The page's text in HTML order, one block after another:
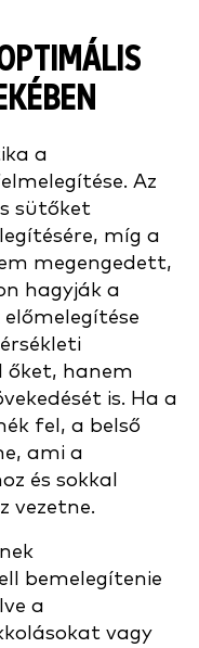
a
Az
sütőket
míg a
megengedett,
hagyják a
hanem
is. Ha a
fel, a belső
ami a
és sokkal
vezetne.
bemelegítenie
a
vagy